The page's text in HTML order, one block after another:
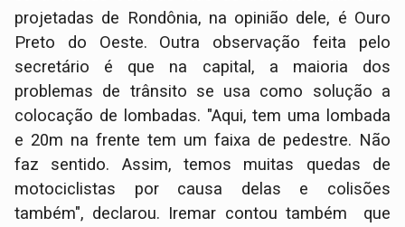
projetadas de Rondônia, na opinião dele, é Ouro
Preto do Oeste. Outra observação feita pelo
secretário é que na capital, a maioria dos
problemas de trânsito se usa como solução a
colocação de lombadas. "Aqui, tem uma lombada
e 20m na frente tem um faixa de pedestre. Não
faz sentido. Assim, temos muitas quedas de
motociclistas por causa delas e colisões
também", declarou. Iremar contou também que